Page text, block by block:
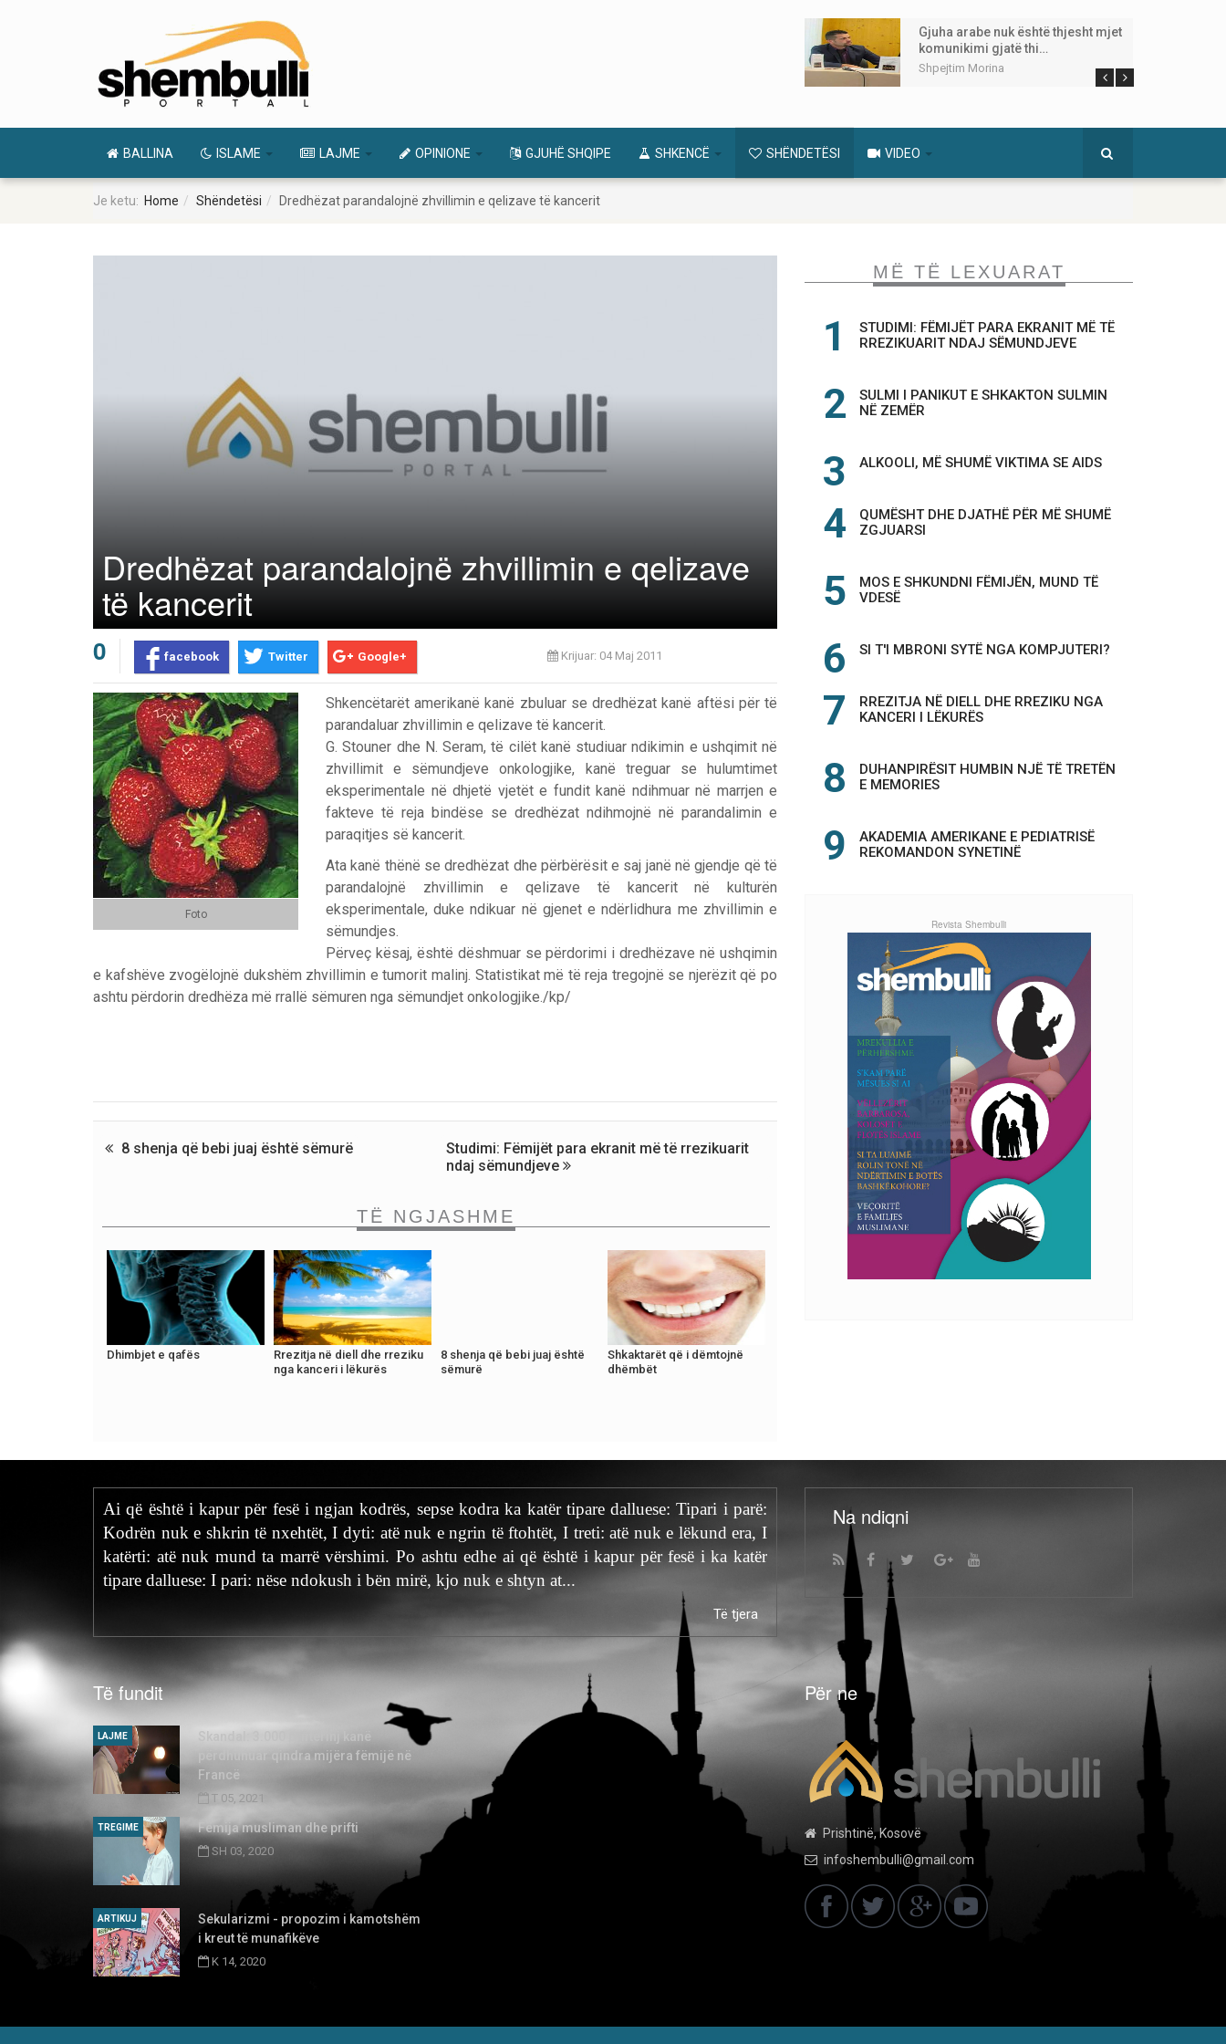
Gjuha arabe nuk është thjesht mjet
komunikimi gjatë thi…
Shpejtim Morina
BALLINA ISLAME LAJME OPINIONE GJUHË SHQIPE SHKENCË SHËNDETËSI VIDEO
Je ketu: Home Shëndetësi Dredhëzat parandalojnë zhvillimin e qelizave të kancerit
Dredhëzat parandalojnë zhvillimin e qelizave
të kancerit
0 facebook Twitter Google+ Krijuar: 04 Maj 2011
Foto
Shkencëtarët amerikanë kanë zbuluar se dredhëzat kanë aftësi për të
parandaluar zhvillimin e qelizave të kancerit.
G. Stouner dhe N. Seram, të cilët kanë studiuar ndikimin e ushqimit në
zhvillimit e sëmundjeve onkologjike, kanë treguar se hulumtimet
eksperimentale në dhjetë vjetët e fundit kanë ndihmuar në marrjen e
fakteve të reja bindëse se dredhëzat ndihmojnë në parandalimin e
paraqitjes së kancerit.
Ata kanë thënë se dredhëzat dhe përbërësit e saj janë në gjendje që të
parandalojnë zhvillimin e qelizave të kancerit në kulturën
eksperimentale, duke ndikuar në gjenet e ndërlidhura me zhvillimin e
sëmundjes.
Përveç kësaj, është dëshmuar se përdorimi i dredhëzave në ushqimin
e kafshëve zvogëlojnë dukshëm zhvillimin e tumorit malinj. Statistikat më të reja tregojnë se njerëzit që po
ashtu përdorin dredhëza më rrallë sëmuren nga sëmundjet onkologjike./kp/
8 shenja që bebi juaj është sëmurë
Studimi: Fëmijët para ekranit më të rrezikuarit
ndaj sëmundjeve
TË NGJASHME
Dhimbjet e qafës
Rrezitja në diell dhe rreziku
nga kanceri i lëkurës
8 shenja që bebi juaj është
sëmurë
Shkaktarët që i dëmtojnë
dhëmbët
MË TË LEXUARAT
STUDIMI: FËMIJËT PARA EKRANIT MË TË
RREZIKUARIT NDAJ SËMUNDJEVE
SULMI I PANIKUT E SHKAKTON SULMIN
NË ZEMËR
ALKOOLI, MË SHUMË VIKTIMA SE AIDS
QUMËSHT DHE DJATHË PËR MË SHUMË
ZGJUARSI
MOS E SHKUNDNI FËMIJËN, MUND TË
VDESË
SI T'I MBRONI SYTË NGA KOMPJUTERI?
RREZITJA NË DIELL DHE RREZIKU NGA
KANCERI I LËKURËS
DUHANPIRËSIT HUMBIN NJË TË TRETËN
E MEMORIES
AKADEMIA AMERIKANE E PEDIATRISË
REKOMANDON SYNETINË
Revista Shembulli
Ai që është i kapur për fesë i ngjan kodrës, sepse kodra ka katër tipare dalluese: Tipari i parë:
Kodrën nuk e shkrin të nxehtët, I dyti: atë nuk e ngrin të ftohtët, I treti: atë nuk e lëkund era, I
katërti: atë nuk mund ta marrë vërshimi. Po ashtu edhe ai që është i kapur për fesë i ka katër
tipare dalluese: I pari: nëse ndokush i bën mirë, kjo nuk e shtyn at...
Të tjera
Na ndiqni
Të fundit
përdhunuar qindra mijëra fëmijë në
Francë
T 05, 2021
LAJME
Fëmija musliman dhe prifti
SH 03, 2020
TREGIME
Sekularizmi - propozim i kamotshëm
i kreut të munafikëve
K 14, 2020
ARTIKUJ
Për ne
Prishtinë, Kosovë
infoshembulli@gmail.com